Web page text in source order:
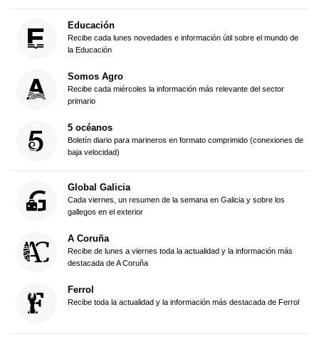
Educación
Recibe cada lunes novedades e información útil sobre el mundo de
la Educación
Somos Agro
Recibe cada miércoles la información más relevante del sector
primario
5 océanos
Boletín diario para marineros en formato comprimido (conexiones de
baja velocidad)
Global Galicia
Cada viernes, un resumen de la semana en Galicia y sobre los
gallegos en el exterior
A Coruña
Recibe de lunes a viernes toda la actualidad y la información más
destacada de A Coruña
Ferrol
Recibe toda la actualidad y la información más destacada de Ferrol